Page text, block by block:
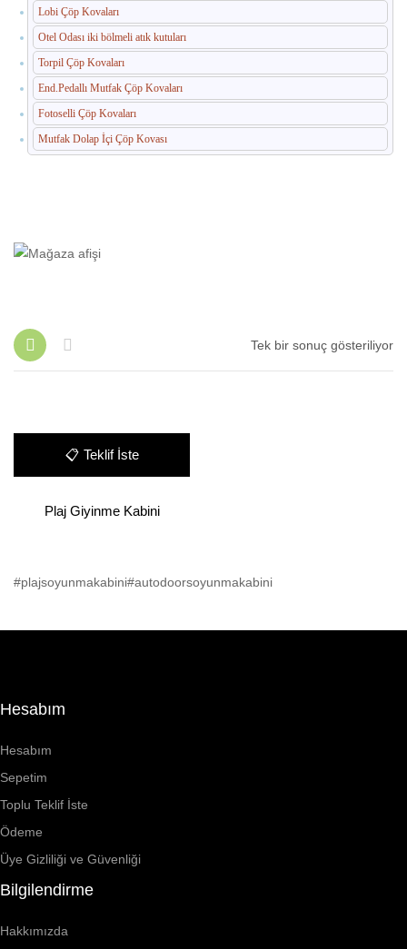
Lobi Çöp Kovaları
Otel Odası iki bölmeli atık kutuları
Torpil Çöp Kovaları
End.Pedallı Mutfak Çöp Kovaları
Fotoselli Çöp Kovaları
Mutfak Dolap İçi Çöp Kovası
Tek bir sonuç gösteriliyor
📋 Teklif İste
Plaj Giyinme Kabini
#plajsoyunmakabini#autodoorsoyunmakabini
Hesabım
Hesabım
Sepetim
Toplu Teklif İste
Ödeme
Üye Gizliliği ve Güvenliği
Bilgilendirme
Hakkımızda